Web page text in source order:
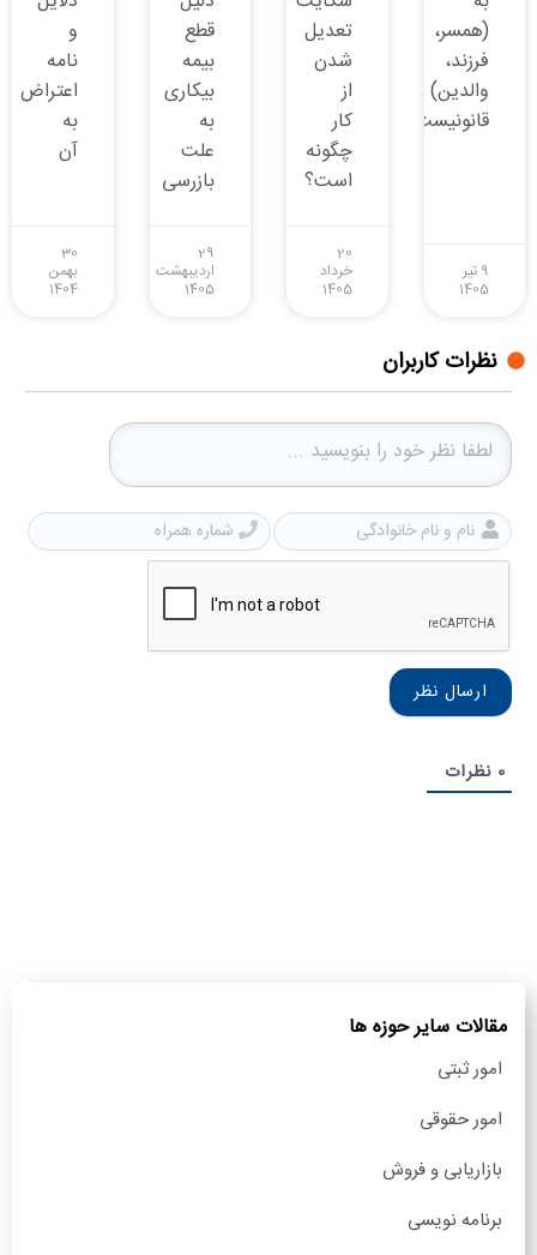
(همسر،
فرزند،
والدین)
قانونیست؟
9 تیر
1405
تعدیل
شدن
از
کار
چگونه
است؟
20
خرداد
1405
قطع
بیمه
بیکاری
به
علت
بازرسی
29
اردیبهشت
1405
و
نامه
اعتراض
به
آن
30
بهمن
1404
نظرات کاربران
نام
و
نام
0 نظرات
مقالات سایر حوزه ها
امور ثبتی
امور حقوقی
بازاریابی و فروش
برنامه نویسی